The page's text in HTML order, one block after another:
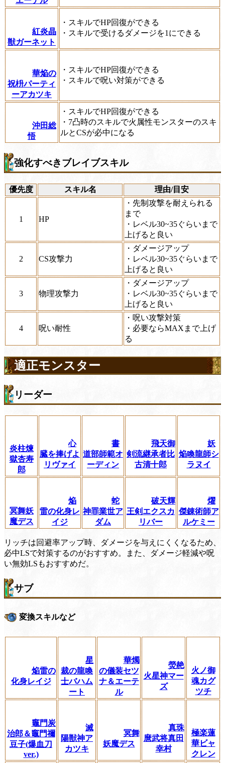
紅炎晶
獣ガーネット
・スキルでHP回復ができる
・スキルで受けるダメージを1にできる
華焔の
祝枡パーティ
ーアカツキ
・スキルでHP回復ができる
・スキルで呪い対策ができる
沖田総
悟
・スキルでHP回復ができる
・7凸時のスキルで火属性モンスターのスキ
ルとCSが必中になる
強化すべきブレイブスキル
優先度 スキル名 理由/目安
1 HP
・先制攻撃を耐えられる
まで
・レベル30~35ぐらいまで
上げると良い
2 CS攻撃力
・ダメージアップ
・レベル30~35ぐらいまで
上げると良い
3 物理攻撃力
・ダメージアップ
・レベル30~35ぐらいまで
上げると良い
4 呪い耐性
・呪い攻撃対策
・必要ならMAXまで上げ
る
適正モンスター
リーダー
炎柱煉
獄杏寿
郎
心
臓を捧げよ
リヴァイ
書
道部師範オ
ーディン
飛天御
剣流継承者比
古清十郎
妖
焔喚龍師シ
ラヌイ
冥舞妖
魔デス
焔
雷の化身レ
イジ
蛇
神罪業世ア
ダム
破天輝
王剣エクスカ
リバー
燿
傑錬術師ア
ルケミー
リッチは回避率アップ時、ダメージを与えにくくなるため、
必中LSで対策するのがおすすめ。また、ダメージ軽減や呪
い無効LSもおすすめだ。
サブ
変換スキルなど
焔雷の
化身レイジ
星
裁の龍喚
士バハム
ート
華燭
の儀装セツ
ナ＆エーテ
ル
熒赩
火星神マー
ズ
火ノ御
魂カグ
ツチ
竈門炭
治郎＆竈門禰
豆子(爆血刀
ver.)
滅
陽獣神ア
カツキ
冥舞
妖魔デス
真珠
麿武将真田
幸村
極楽蓮
華ビャ
クレン